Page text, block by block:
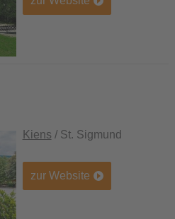
Kiens / St. Sigmund
zur Website